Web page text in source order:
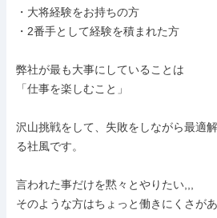
・大将経験をお持ちの方
・2番手として経験を積まれた方
弊社が最も大事にしていることは
「仕事を楽しむこと」
沢山挑戦をして、失敗をしながら最適
る社風です。
言われた事だけを黙々とやりたい,,,
そのような方はちょっと働きにくさが